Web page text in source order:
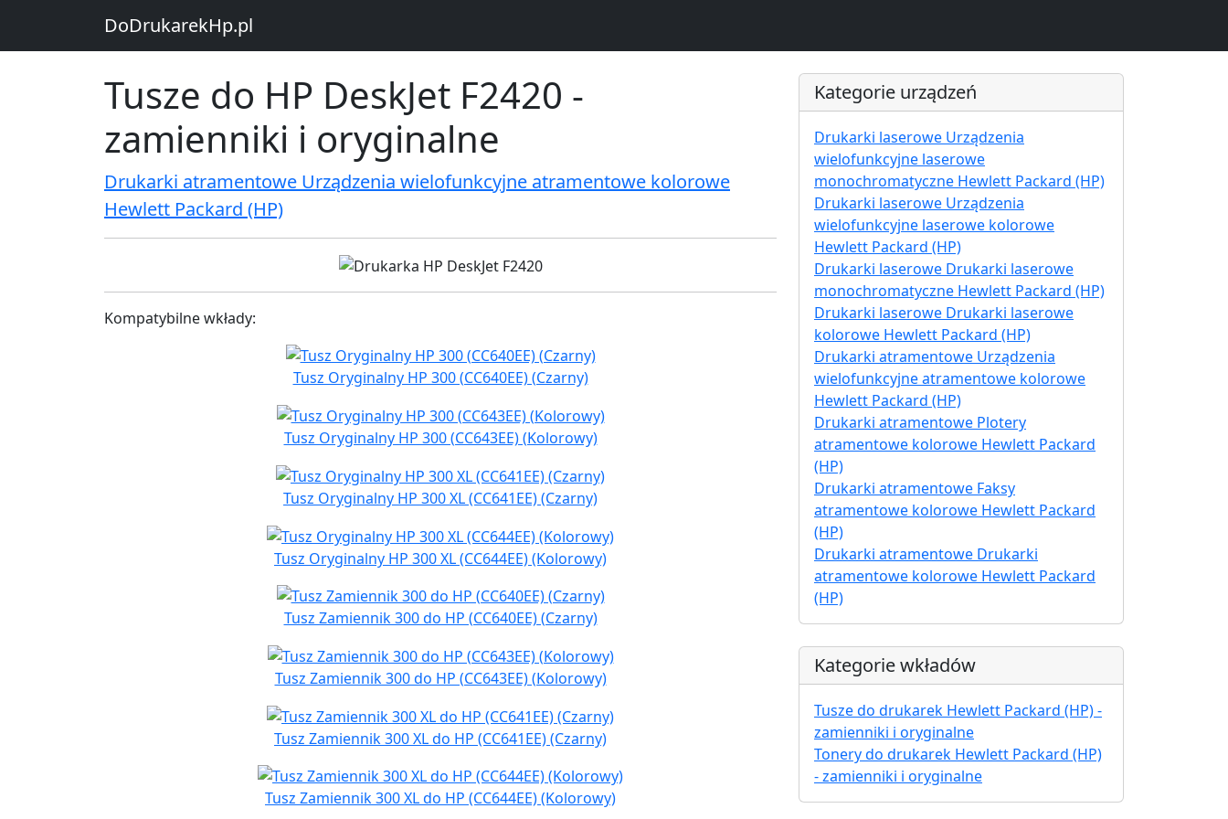
DoDrukarekHp.pl
Tusze do HP DeskJet F2420 -
zamienniki i oryginalne
Drukarki atramentowe Urządzenia wielofunkcyjne atramentowe kolorowe
Hewlett Packard (HP)
Kompatybilne wkłady:
Tusz Oryginalny HP 300 (CC640EE) (Czarny)
Tusz Oryginalny HP 300 (CC643EE) (Kolorowy)
Tusz Oryginalny HP 300 XL (CC641EE) (Czarny)
Tusz Oryginalny HP 300 XL (CC644EE) (Kolorowy)
Tusz Zamiennik 300 do HP (CC640EE) (Czarny)
Tusz Zamiennik 300 do HP (CC643EE) (Kolorowy)
Tusz Zamiennik 300 XL do HP (CC641EE) (Czarny)
Tusz Zamiennik 300 XL do HP (CC644EE) (Kolorowy)
Kategorie urządzeń
Drukarki laserowe Urządzenia
wielofunkcyjne laserowe
monochromatyczne Hewlett Packard (HP)
Drukarki laserowe Urządzenia
wielofunkcyjne laserowe kolorowe
Hewlett Packard (HP)
Drukarki laserowe Drukarki laserowe
monochromatyczne Hewlett Packard (HP)
Drukarki laserowe Drukarki laserowe
kolorowe Hewlett Packard (HP)
Drukarki atramentowe Urządzenia
wielofunkcyjne atramentowe kolorowe
Hewlett Packard (HP)
Drukarki atramentowe Plotery
atramentowe kolorowe Hewlett Packard
(HP)
Drukarki atramentowe Faksy
atramentowe kolorowe Hewlett Packard
(HP)
Drukarki atramentowe Drukarki
atramentowe kolorowe Hewlett Packard
(HP)
Kategorie wkładów
Tusze do drukarek Hewlett Packard (HP) -
zamienniki i oryginalne
Tonery do drukarek Hewlett Packard (HP)
- zamienniki i oryginalne